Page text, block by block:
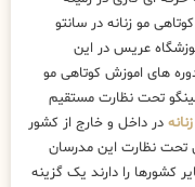
مو زنانه در سانتو
عریس در این
های اموزش کوتاهی مو
تحت نظارت مستقیم
در داخل و خارج از کشور
تحت نظارت این مدرسان
کشورها را دارند یک گزینه